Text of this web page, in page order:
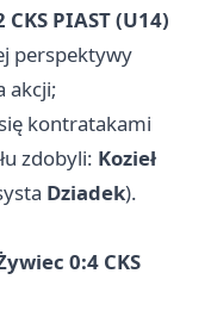
PIAST (U14)
perspektywy
akcji;
kontratakami
zdobyli: Kozieł
Dziadek).
0:4 CKS